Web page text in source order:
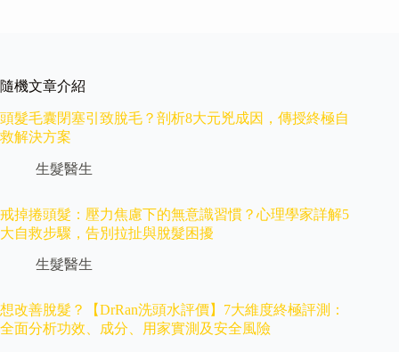
隨機文章介紹
頭髮毛囊閉塞引致脫毛？剖析8大元兇成因，傳授終極自
救解決方案
生髮醫生
戒掉捲頭髮：壓力焦慮下的無意識習慣？心理學家詳解5
大自救步驟，告別拉扯與脫髮困擾
生髮醫生
想改善脫髮？【DrRan洗頭水評價】7大維度終極評測：
全面分析功效、成分、用家實測及安全風險